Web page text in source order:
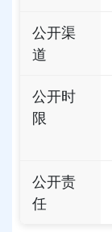
公开渠
道
公开时
限
公开责
任